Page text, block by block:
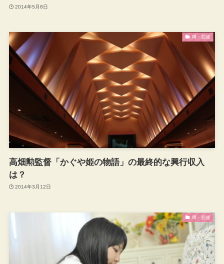
2014年5月8日
噂・芸能
高畑勲監督「かぐや姫の物語」の最終的な興行収入
は？
2014年3月12日
噂・芸能